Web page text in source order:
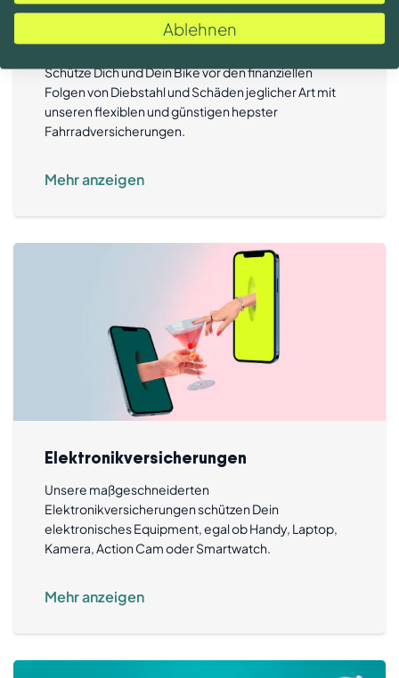
Fahrradversicherungen
Schütze Dich und Dein Bike vor den finanziellen
Folgen von Diebstahl und Schäden jeglicher Art mit
unseren flexiblen und günstigen hepster
Fahrradversicherungen.
Mehr anzeigen
Elektronikversicherungen
Unsere maßgeschneiderten
Elektronikversicherungen schützen Dein
elektronisches Equipment, egal ob Handy, Laptop,
Kamera, Action Cam oder Smartwatch.
Mehr anzeigen
Ablehnen